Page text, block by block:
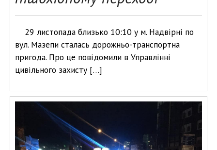
29 листопада близько 10:10 у м. Надвірні по
вул. Мазепи сталась дорожньо-транспортна
пригода. Про це повідомили в Управлінні
цивільного захисту […]